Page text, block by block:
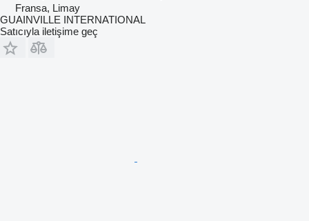
Fransa, Limay
GUAINVILLE INTERNATIONAL
Satıcıyla iletişime geç